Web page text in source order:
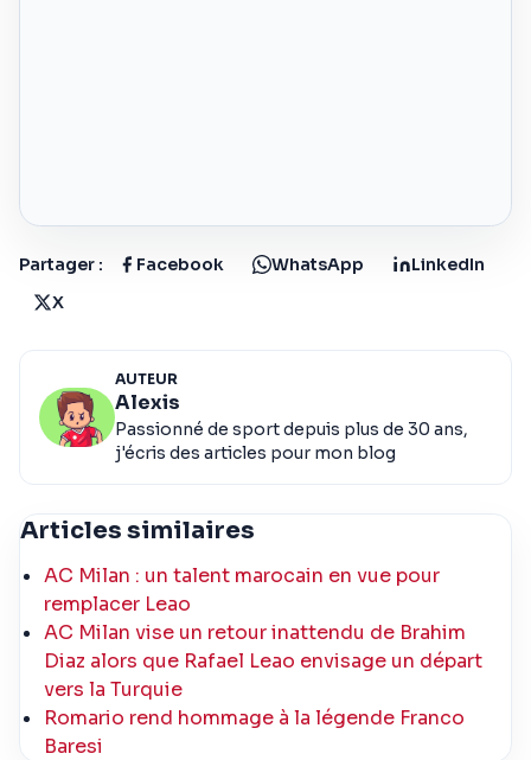
Partager : Facebook WhatsApp
LinkedIn
X
AUTEUR
Alexis
Passionné de sport depuis plus de 30 ans,
j'écris des articles pour mon blog
Articles similaires
AC Milan : un talent marocain en vue pour
remplacer Leao
AC Milan vise un retour inattendu de Brahim
Diaz alors que Rafael Leao envisage un départ
vers la Turquie
Romario rend hommage à la légende Franco
Baresi